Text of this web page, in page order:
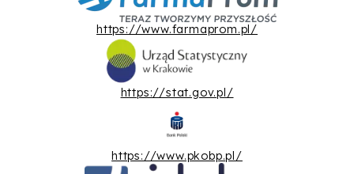
https://www.farmaprom.pl/
https://stat.gov.pl/
https://www.pkobp.pl/